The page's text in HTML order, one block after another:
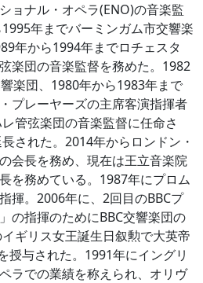
ョナル・オペラ(ENO)の音楽監
年までバーミンガム市交響楽
年から1994年までロチェスタ
楽団の音楽監督を務めた。1982
楽団、1980年から1983年まで
プレーヤーズの主席客演指揮者
管弦楽団の音楽監督に任命さ
された。2014年からロンドン・
会長を務め、現在は王立音楽院
を務めている。1987年にプロム
揮。2006年に、2回目のBBCプ
の指揮のためにBBC交響楽団の
ギリス女王誕生日叙勲で大英帝
授与された。1991年にイングリ
ラでの業績を称えられ、オリヴ